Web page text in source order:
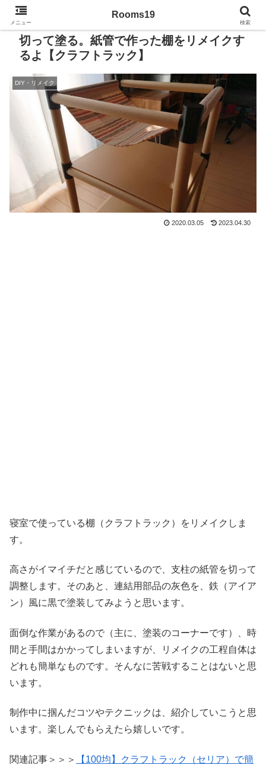
切って塗る。紙管で作った棚をリメイクす
るよ【クラフトラック】
DIY・リメイク
2020.03.05 2023.04.30
寝室で使っている棚（クラフトラック）をリメイクしま
す。
高さがイマイチだと感じているので、支柱の紙管を切って
調整します。そのあと、連結用部品の灰色を、鉄（アイア
ン）風に黒で塗装してみようと思います。
面倒な作業があるので（主に、塗装のコーナーです）、時
間と手間はかかってしまいますが、リメイクの工程自体は
どれも簡単なものです。そんなに苦戦することはないと思
います。
制作中に掴んだコツやテクニックは、紹介していこうと思
います。楽しんでもらえたら嬉しいです。
関連記事＞＞＞
【100均】クラフトラック（セリア）で簡
メニュー
Rooms19
検索